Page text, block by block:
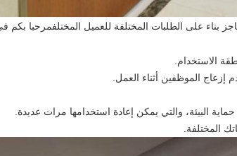
بناء على الطلبات المختلفة للعميل المختلفمرحبا بكم